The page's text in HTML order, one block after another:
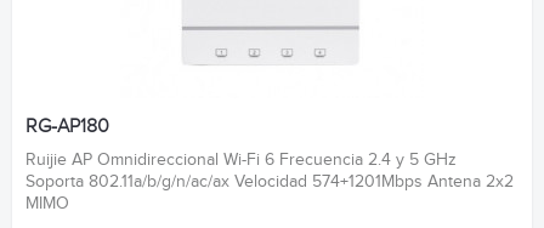
RG-AP180
Ruijie AP Omnidireccional Wi-Fi 6 Frecuencia 2.4 y 5 GHz
Soporta 802.11a/b/g/n/ac/ax Velocidad 574+1201Mbps Antena 2x2
MIMO